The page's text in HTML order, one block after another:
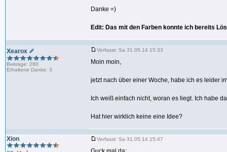
30:
31:
33:
35:
36:
37:
39:
41:
42:
44:
46:
47:
implementation
GeldGesamt, GeldProClick :
procedure
begin
Rectangle1.Height :=150;
Rectangle1.Fill.Color :=
//
begin
BildDarstellen;
Danke =)
Edit: Das mit den Farben konnte ich bereits
Xearox
Beiträge: 260
Erhaltene Danke: 3
Verfasst: Sa 31.05.14 15:33
Moin moin,
jetzt nach über einer Woche, habe ich es leider
Ich weiß einfach nicht, woran es liegt. Ich habe
Hat hier wirklich keine eine Idee?
Xion Verfasst: Sa 31.05.14 15:47